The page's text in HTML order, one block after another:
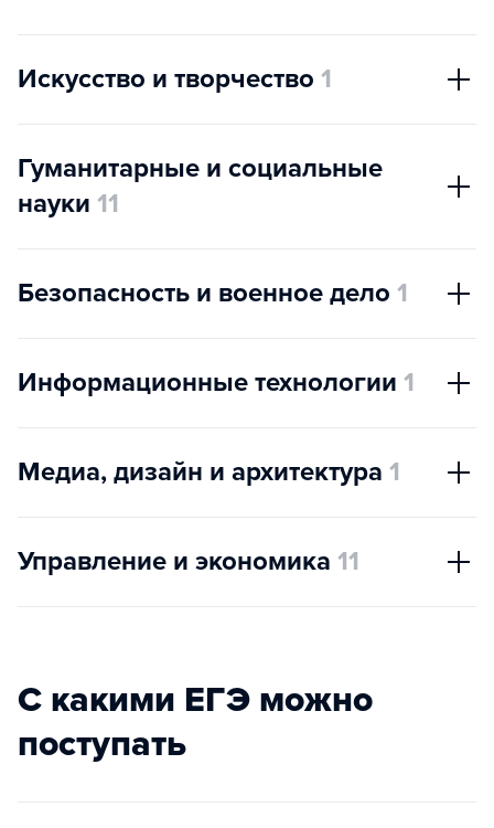
Искусство и творчество 1
Гуманитарные и социальные
науки 11
Безопасность и военное дело 1
Информационные технологии 1
Медиа, дизайн и архитектура 1
Управление и экономика 11
С какими ЕГЭ можно
поступать